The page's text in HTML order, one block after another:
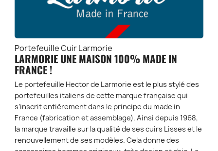
Portefeuille Cuir Larmorie
LARMORIE UNE MAISON 100% MADE IN
FRANCE !
Le portefeuille Hector de Larmorie est le plus stylé des
portefeuilles italiens de cette marque française qui
s’inscrit entièrement dans le principe du made in
France (fabrication et assemblage). Ainsi depuis 1968,
la marque travaille sur la qualité de ses cuirs Lisses et le
renouvellement de ses modèles. Cela donne des